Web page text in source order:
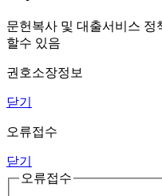
문헌복사 및 대출서비스 정
할수 있음
권호소장정보
닫기
오류접수
닫기
오류접수